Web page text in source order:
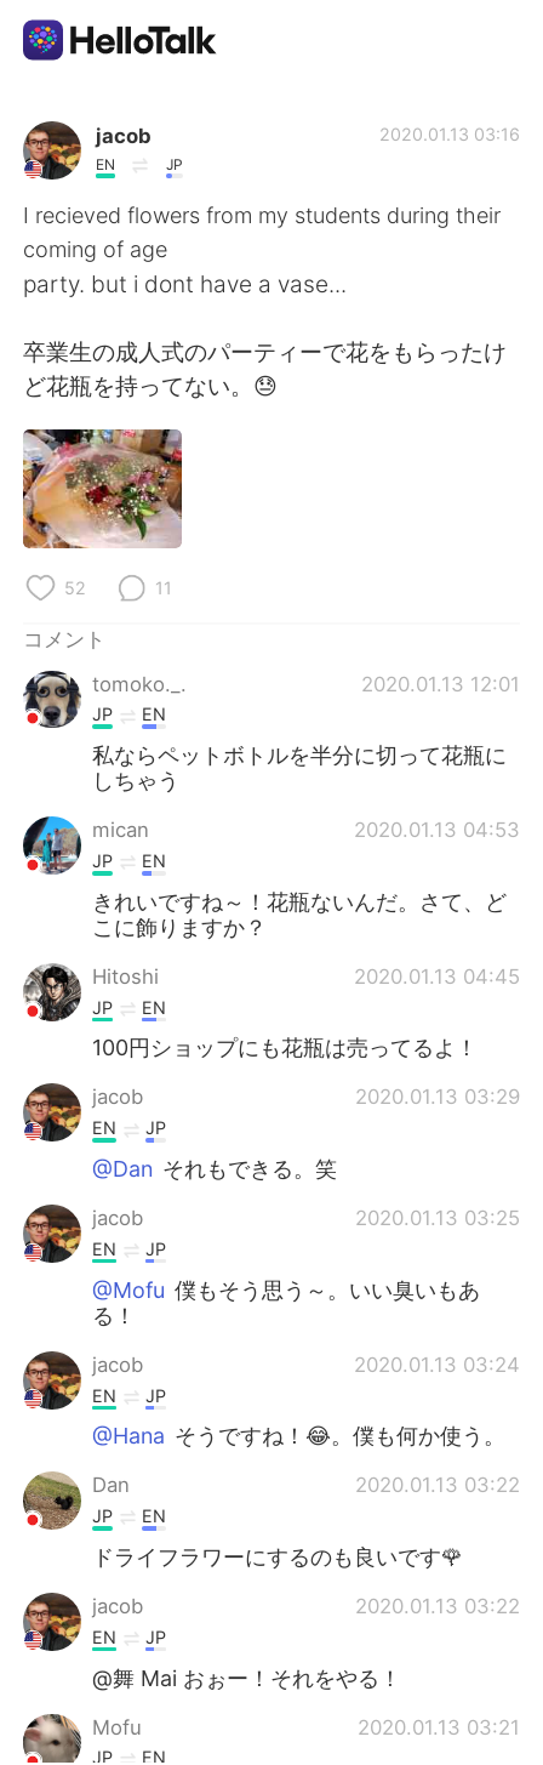
語学交換アプリ
AI Grammar Checker
日本語
English 简体中文
繁體中文
العربية
Deutsch
Indonesia
Türkçe
Português
jacob
EN JP
2020.01.13 03:16
I recieved flowers from my students during their
coming of age
party. but i dont have a vase...
卒業生の成人式のパーティーで花をもらったけ
ど花瓶を持ってない。😓
52 11
コメント
tomoko._.
2020.01.13 12:01
JP EN
私ならペットボトルを半分に切って花瓶に
しちゃう
mican 2020.01.13 04:53
JP EN
きれいですね～！花瓶ないんだ。さて、ど
こに飾りますか？
Hitoshi 2020.01.13 04:45
JP EN
100円ショップにも花瓶は売ってるよ！
jacob 2020.01.13 03:29
EN JP
@Dan それもできる。笑
jacob 2020.01.13 03:25
EN JP
@Mofu 僕もそう思う～。いい臭いもあ
る！
jacob 2020.01.13 03:24
EN JP
@Hana そうですね！😂。僕も何か使う。
Dan 2020.01.13 03:22
JP EN
ドライフラワーにするのも良いです🌹
jacob 2020.01.13 03:22
EN JP
@舞 Mai おぉー！それをやる！
Mofu 2020.01.13 03:21
JP EN